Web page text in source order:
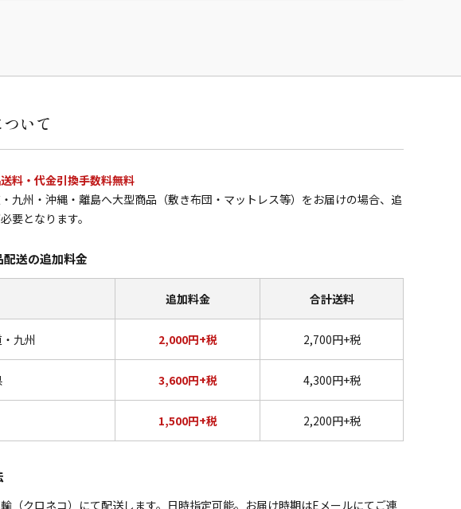
いて
料・代金引換手数料無料
九州・沖縄・離島へ大型商品（敷き布団・マットレス等）をお届けの場合、追
要となります。
送の追加料金
追加料金 合計送料
九州 2,000円+税 2,700円+税
3,600円+税 4,300円+税
1,500円+税 2,200円+税
（クロネコ）にて配送します。日時指定可能。お届け時期はEメールにてご連